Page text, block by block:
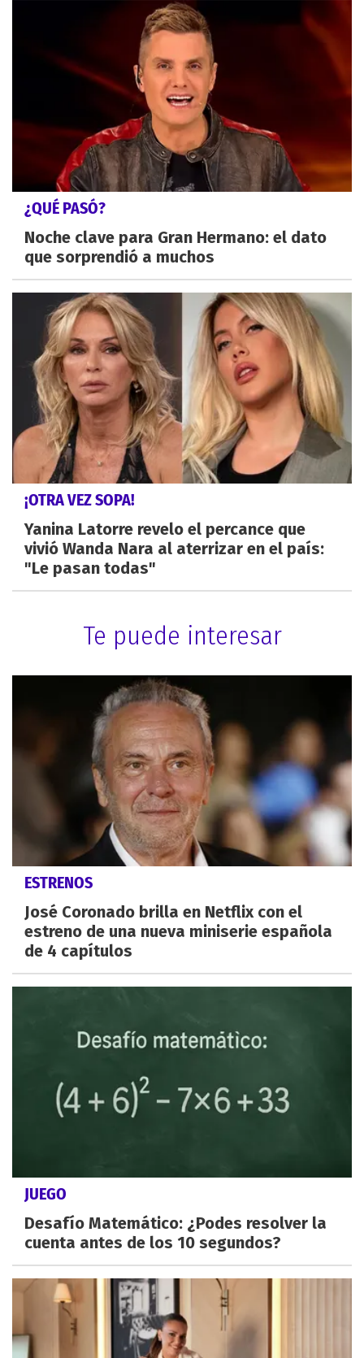
¿QUÉ PASÓ?
Noche clave para Gran Hermano: el dato
que sorprendió a muchos
¡OTRA VEZ SOPA!
Yanina Latorre revelo el percance que
vivió Wanda Nara al aterrizar en el país:
"Le pasan todas"
Te puede interesar
ESTRENOS
José Coronado brilla en Netflix con el
estreno de una nueva miniserie española
de 4 capítulos
JUEGO
Desafío Matemático: ¿Podes resolver la
cuenta antes de los 10 segundos?